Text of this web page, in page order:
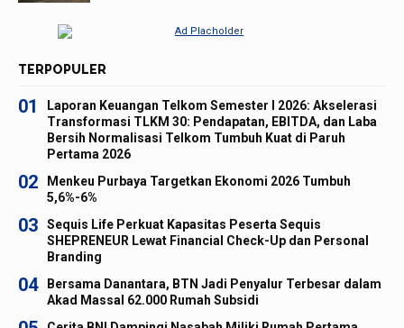
TERPOPULER
01
Laporan Keuangan Telkom Semester I 2026: Akselerasi
Transformasi TLKM 30: Pendapatan, EBITDA, dan Laba
Bersih Normalisasi Telkom Tumbuh Kuat di Paruh
Pertama 2026
02
Menkeu Purbaya Targetkan Ekonomi 2026 Tumbuh
5,6%-6%
03
Sequis Life Perkuat Kapasitas Peserta Sequis
SHEPRENEUR Lewat Financial Check-Up dan Personal
Branding
04
Bersama Danantara, BTN Jadi Penyalur Terbesar dalam
Akad Massal 62.000 Rumah Subsidi